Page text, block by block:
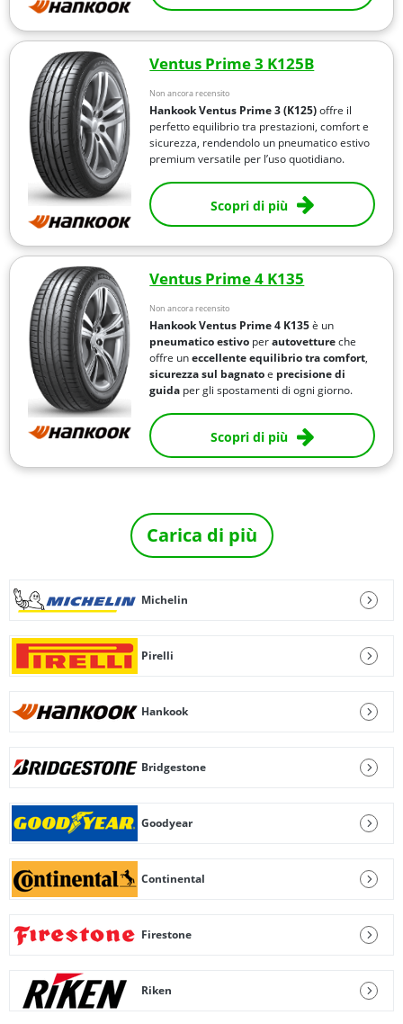
Ventus Prime 3 K125B
Non ancora recensito
Hankook Ventus Prime 3 (K125)offre il
perfetto equilibrio tra prestazioni, comfort e
sicurezza, rendendolo un pneumatico estivo
premium versatile per l’uso quotidiano.
Scopri di più
Ventus Prime 4 K135
Non ancora recensito
Hankook Ventus Prime 4 K135è un
pneumatico estivo perautovettureche
offre uneccellente equilibrio tracomfort,
sicurezza sul bagnatoe precisione di
guida per gli spostamenti di ogni giorno.
Scopri di più
Carica di più
Michelin
Pirelli
Hankook
Bridgestone
Goodyear
Continental
Firestone
Riken